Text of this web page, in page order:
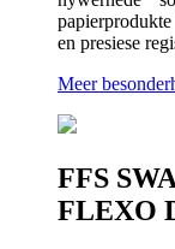
en presiese
Meer
FFS
FLEXO